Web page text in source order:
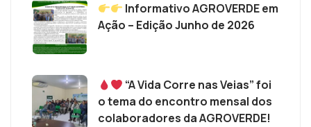
Informativo AGROVERDE em
Ação – Edição Junho de 2026
“A Vida Corre nas Veias” foi
o tema do encontro mensal dos
colaboradores da AGROVERDE!